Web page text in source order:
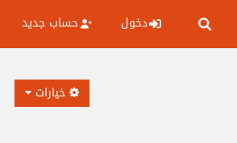
دخول حساب جديد
خيارات